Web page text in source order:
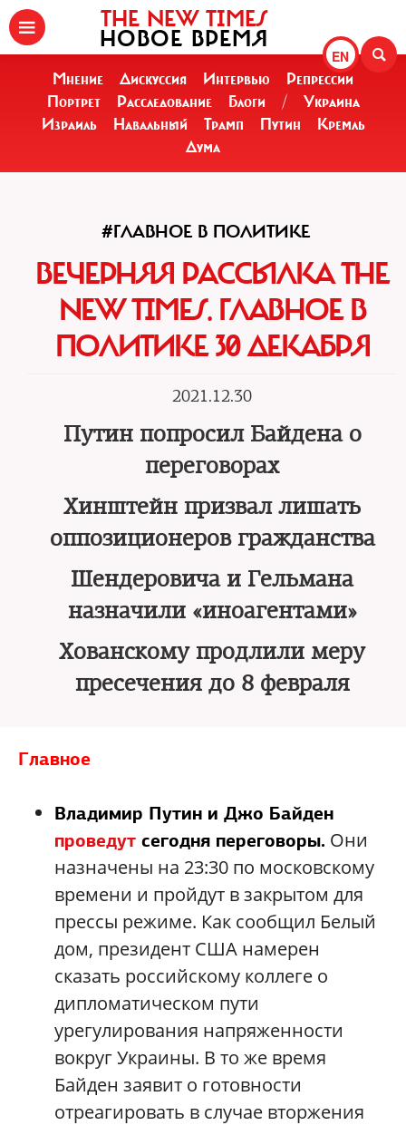
EN
THE NEW TIMES
НОВОЕ ВРЕМЯ
Мнение Дискуссия Интервью
Репрессии
Портрет
Расследование Блоги /
Украина
Израиль
Навальный Трамп Путин
Кремль
Дума
#ГЛАВНОЕ В ПОЛИТИКЕ
ВЕЧЕРНЯЯ РАССЫЛКА THE
NEW TIMES. ГЛАВНОЕ В
ПОЛИТИКЕ 30 ДЕКАБРЯ
2021.12.30
Путин попросил Байдена о
переговорах
Хинштейн призвал лишать
оппозиционеров гражданства
Шендеровича и Гельмана
назначили «иноагентами»
Хованскому продлили меру
пресечения до 8 февраля
Главное
Владимир Путин и Джо Байден
проведут сегодня переговоры. Они
назначены на 23:30 по московскому
времени и пройдут в закрытом для
прессы режиме. Как сообщил Белый
дом, президент США намерен
сказать российскому коллеге о
дипломатическом пути
урегулирования напряженности
вокруг Украины. В то же время
Байден заявит о готовности
отреагировать в случае вторжения